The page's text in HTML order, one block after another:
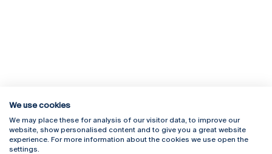
Rua Diogo Botelho 1327
4169-005 Porto
+351 226 196 240
Campus Online
Webmail
We use cookies
We may place these for analysis of our visitor data, to improve our
website, show personalised content and to give you a great website
experience. For more information about the cookies we use open the
settings.